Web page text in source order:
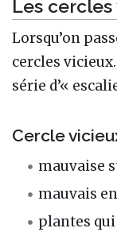
Les
Lorsqu’on
cercles
série d’«
Cercle
mauvaise
mauvais
plantes